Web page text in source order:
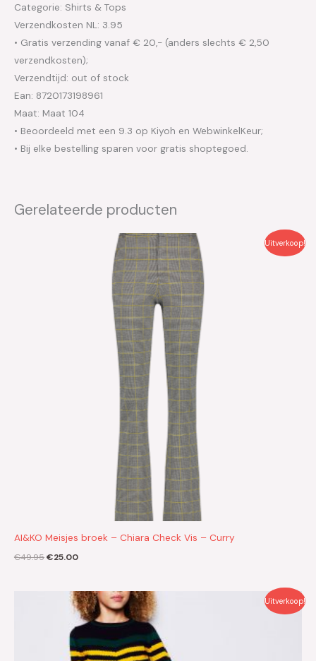
Categorie: Shirts & Tops
Verzendkosten NL: 3.95
• Gratis verzending vanaf € 20,- (anders slechts € 2,50
verzendkosten);
Verzendtijd: out of stock
Ean: 8720173198961
Maat: Maat 104
• Beoordeeld met een 9.3 op Kiyoh en WebwinkelKeur;
• Bij elke bestelling sparen voor gratis shoptegoed.
Gerelateerde producten
Uitverkoop!
AI&KO Meisjes broek – Chiara Check Vis – Curry
€49.95€25.00
Uitverkoop!
Oorspronkelijke
€49.95.
Huidige
prijs
is:
€25.00.